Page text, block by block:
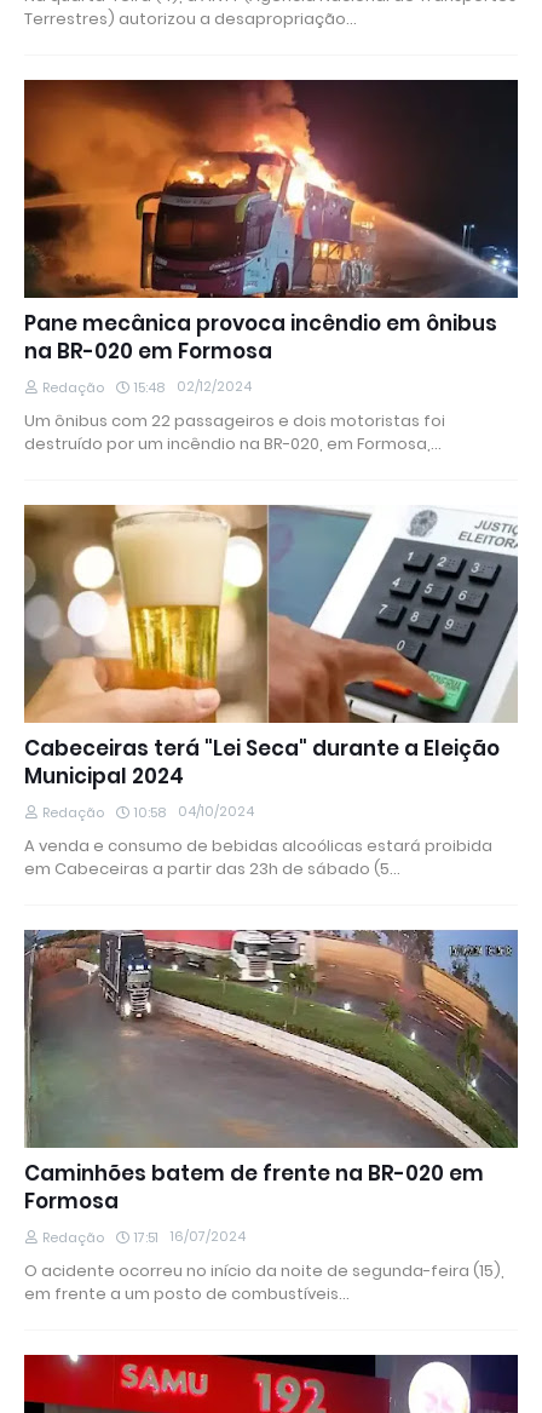
Terrestres) autorizou a desapropriação…
Pane mecânica provoca incêndio em ônibus
na BR-020 em Formosa
Redação 15:48 02/12/2024
Um ônibus com 22 passageiros e dois motoristas foi
destruído por um incêndio na BR-020, em Formosa,…
Cabeceiras terá "Lei Seca" durante a Eleição
Municipal 2024
Redação 10:58 04/10/2024
A venda e consumo de bebidas alcoólicas estará proibida
em Cabeceiras a partir das 23h de sábado (5…
Caminhões batem de frente na BR-020 em
Formosa
Redação 17:51 16/07/2024
O acidente ocorreu no início da noite de segunda-feira (15),
em frente a um posto de combustíveis…